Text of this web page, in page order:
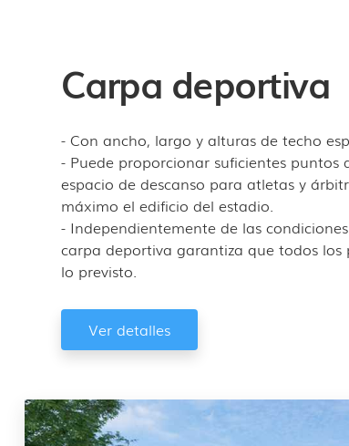
Carpa deportiva
- Con ancho, largo y alturas de techo
- Puede proporcionar suficientes puntos
espacio de descanso para atletas y
máximo el edificio del estadio.
- Independientemente de las
carpa deportiva garantiza que todos los
lo previsto.
Ver detalles